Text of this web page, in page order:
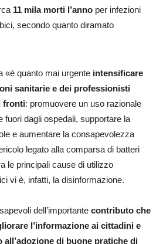
11 mila morti l’anno per infezioni
secondo quanto diramato
«è quanto mai urgente intensificare
sanitarie e dei professionisti
fronti: promuovere un uso razionale
fuori dagli ospedali, supportare la
e aumentare la consapevolezza
legato alla comparsa di batteri
le principali cause di utilizzo
vi è, infatti, la disinformazione.
dell’importante contributo che
l’informazione ai cittadini e
di buone pratiche di